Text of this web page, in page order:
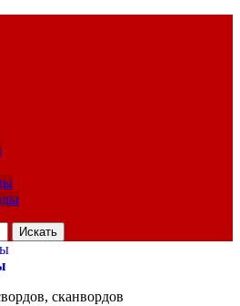
сканвордов